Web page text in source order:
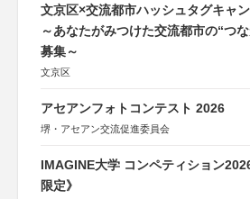
文京区×交流都市ハッシュタグキャ
～あなたがみつけた交流都市の“つ
募集～
文京区
アセアンフォトコンテスト 2026
堺・アセアン交流促進委員会
IMAGINE大学 コンペティション
限定》